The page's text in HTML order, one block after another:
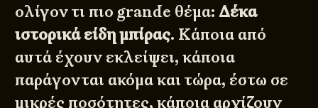
ολίγον τι πιο grande θέμα: Δέκα
ιστορικά είδη μπίρας. Κάποια από
αυτά έχουν εκλείψει, κάποια
παράγονται ακόμα και τώρα, έστω σε
μικρές ποσότητες, κάποια αρχίζουν